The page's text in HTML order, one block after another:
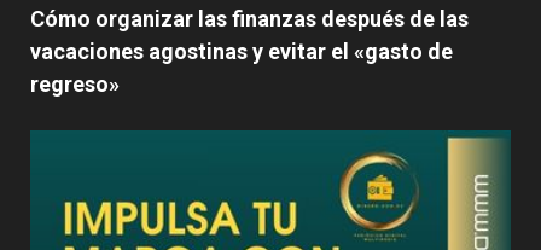
Cómo organizar las finanzas después de las
vacaciones agostinas y evitar el «gasto de
regreso»